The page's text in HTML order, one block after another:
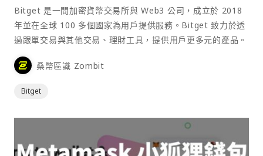
Bitget 是一間加密貨幣交易所與 Web3 公司，成立於 2018
年並在全球 100 多個國家為用戶提供服務。Bitget 致力於透
過跟單交易與其他交易、理財工具，提供用戶更多元的產品。
桑幣區識 Zombit
Bitget